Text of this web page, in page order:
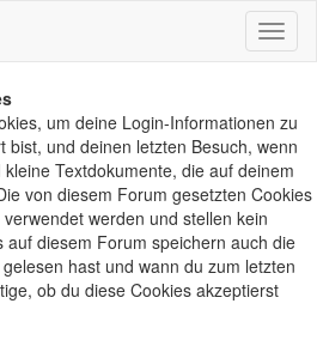
um deine Login-Informationen zu
bist, und deinen letzten Besuch, wenn
Textdokumente, die auf deinem
von diesem Forum gesetzten Cookies
werden und stellen kein
auf diesem Forum speichern auch die
hast und wann du zum letzten
ob du diese Cookies akzeptierst